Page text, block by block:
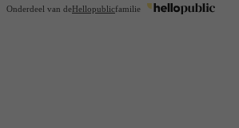
Onderdeel van deHellopublicfamilie